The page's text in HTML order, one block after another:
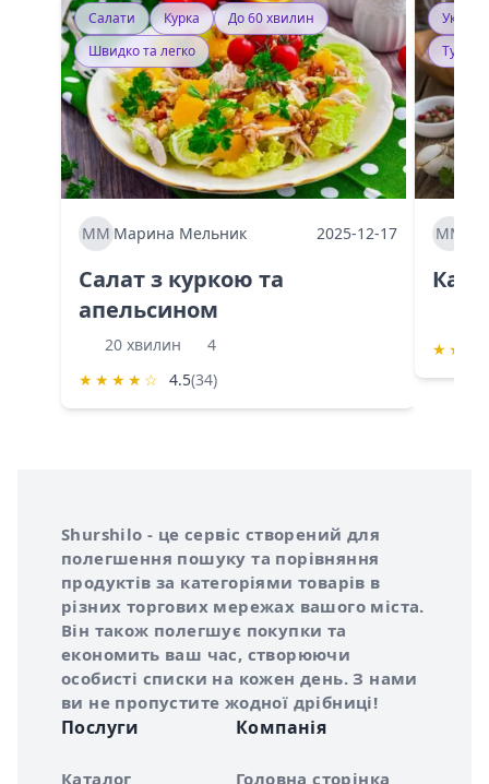
Салати Курка
До 60 хвилин
Швидко та легко
ММ Марина Мельник 2025-12-17
Салат з куркою та
апельсином
20 хвилин
4
★ ★ ★ ★ ☆ 4.5(34)
ММ
★ ★
Про сервіс Shurshilo
Shurshilo - це сервіс створений для
полегшення пошуку та порівняння
продуктів за категоріями товарів в
різних торгових мережах вашого міста.
Він також полегшує покупки та
економить ваш час, створюючи
особисті списки на кожен день. З нами
ви не пропустите жодної дрібниці!
Послуги
Каталог
Компанія
Головна сторінка